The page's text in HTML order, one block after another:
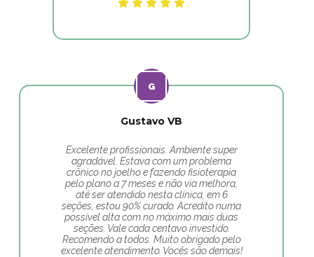
Gustavo VB
Excelente profissionais. Ambiente super
agradável. Estava com um problema
crônico no joelho e fazendo fisioterapia
pelo plano a 7 meses e não via melhora,
até ser atendido nesta clínica, em 6
seções, estou 90% curado. Acredito numa
possível alta com no máximo mais duas
seções. Vale cada centavo investido.
Recomendo a todos. Muito obrigado pelo
excelente atendimento. Vocês são demais!